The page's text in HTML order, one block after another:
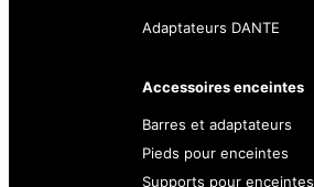
Adaptateurs DANTE
Accessoires enceintes
Barres et adaptateurs
Pieds pour enceintes
Supports pour enceintes